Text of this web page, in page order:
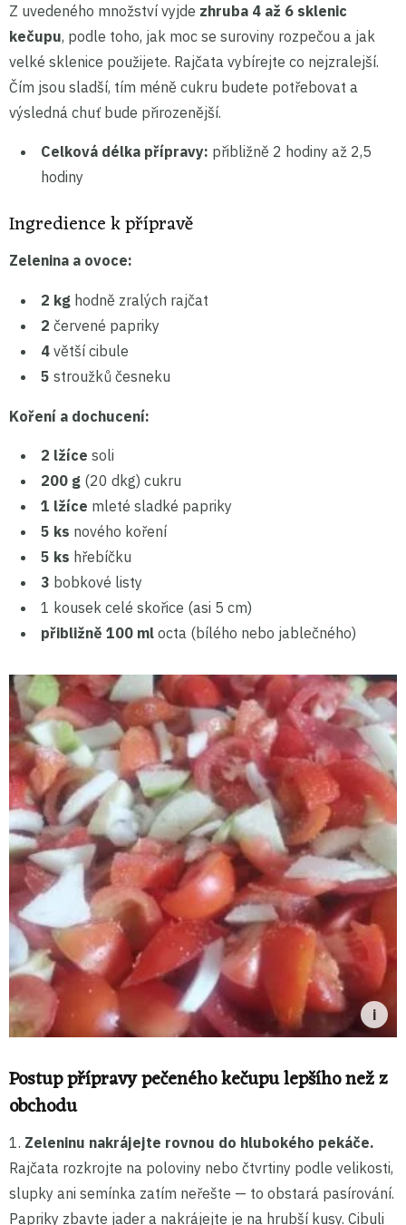
Z uvedeného množství vyjde zhruba 4 až 6 sklenic
kečupu, podle toho, jak moc se suroviny rozpečou a jak
velké sklenice použijete. Rajčata vybírejte co nejzralejší.
Čím jsou sladší, tím méně cukru budete potřebovat a
výsledná chuť bude přirozenější.
Celková délka přípravy: přibližně 2 hodiny až 2,5
hodiny
Ingredience k přípravě
Zelenina a ovoce:
2 kg hodně zralých rajčat
2 červené papriky
4 větší cibule
5 stroužků česneku
Koření a dochucení:
2 lžíce soli
200 g (20 dkg) cukru
1 lžíce mleté sladké papriky
5 ks nového koření
5 ks hřebíčku
3 bobkové listy
1 kousek celé skořice (asi 5 cm)
přibližně 100 ml octa (bílého nebo jablečného)
Postup přípravy pečeného kečupu lepšího než z
obchodu
1. Zeleninu nakrájejte rovnou do hlubokého pekáče.
Rajčata rozkrojte na poloviny nebo čtvrtiny podle velikosti,
slupky ani semínka zatím neřešte — to obstará pasírování.
Papriky zbavte jader a nakrájejte je na hrubší kusy. Cibuli